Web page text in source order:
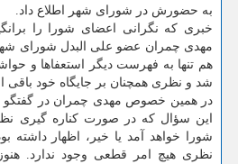
به حضورش در شورای شهر اطلاع داد.
خبری که نگرانی اعضای شورا را
مهدی چمران عضو علی البدل شورای شهر
هم تنها به فهرست دیگر استعفاها و
شد و نظری همچنان بر جایگاه خود باقی
در همین خصوص مهدی چمران در گفتگو
این سؤال که در صورت کناره گیری
شورا خواهد آمد یا خیر، اظهار داشته
نظری هیچ امر قطعی وجود ندارد.